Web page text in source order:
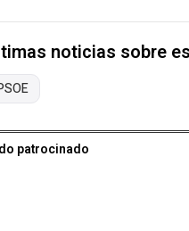
noticias sobre
patrocinado